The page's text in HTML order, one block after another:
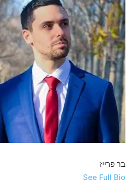
בר פרייז
See Full Bio